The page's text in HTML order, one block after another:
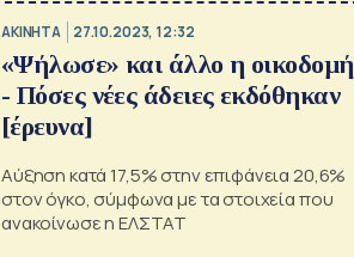
ΑΚΙΝΗΤΑ 27.10.2023, 12:32
«Ψήλωσε» και άλλο η οικοδομή
- Πόσες νέες άδειες εκδόθηκαν
[έρευνα]
Αύξηση κατά 17,5% στην επιφάνεια 20,6%
στον όγκο, σύμφωνα με τα στοιχεία που
ανακοίνωσε η ΕΛΣΤΑΤ